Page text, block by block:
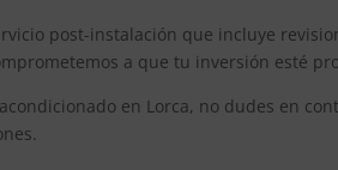
post-instalación que incluye
a que tu inversión esté
en Lorca, no dudes en